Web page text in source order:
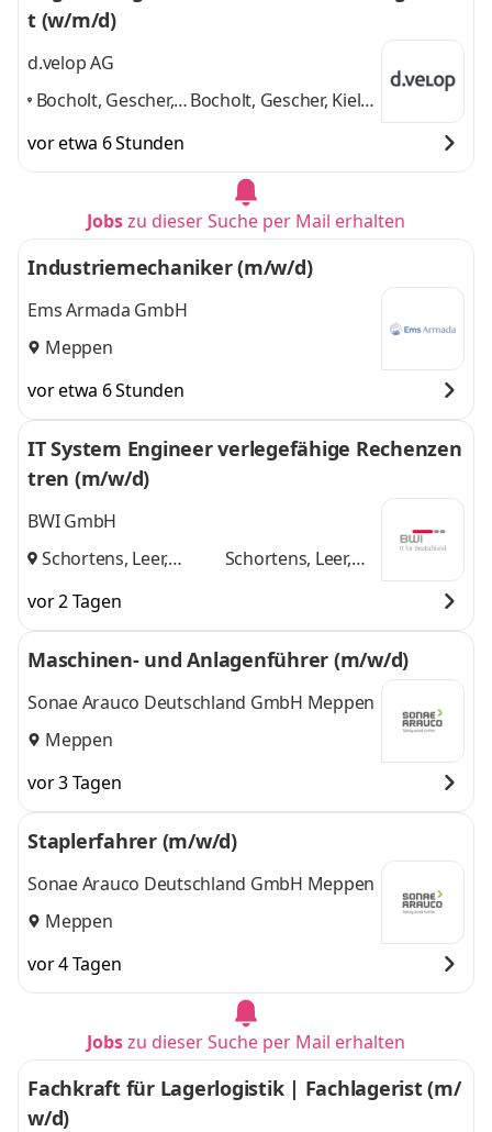
t (w/m/d)
d.velop AG
Bocholt, Gescher,
Münster, Salem,
Schöppingen,
Bocholt, Gescher, Kiel,
und 5 weitere
vor etwa 6 Stunden
Jobszu dieser Suche per Mail erhalten
Industriemechaniker (m/w/d)
Ems Armada GmbH
Meppen
vor etwa 6 Stunden
IT System Engineer verlegefähige Rechenzen
tren (m/w/d)
BWI GmbH
Schortens, Leer,
Schortens, Leer,
vor 2 Tagen
Maschinen- und Anlagenführer (m/w/d)
Sonae Arauco Deutschland GmbH Meppen
Meppen
vor 3 Tagen
Staplerfahrer (m/w/d)
Sonae Arauco Deutschland GmbH Meppen
Meppen
vor 4 Tagen
Jobszu dieser Suche per Mail erhalten
Fachkraft für Lagerlogistik | Fachlagerist (m/
w/d)